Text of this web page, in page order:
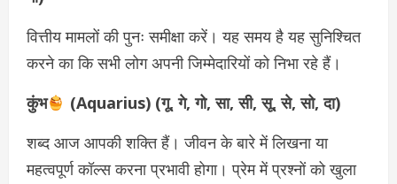
वित्तीय मामलों की पुनः समीक्षा करें। यह समय है यह सुनिश्चित
करने का कि सभी लोग अपनी जिम्मेदारियों को निभा रहे हैं।
कुंभ
(Aquarius) (गू, गे, गो, सा, सी, सू, से, सो, दा)
शब्द आज आपकी शक्ति हैं। जीवन के बारे में लिखना या
महत्वपूर्ण कॉल्स करना प्रभावी होगा। प्रेम में प्रश्नों को खुला